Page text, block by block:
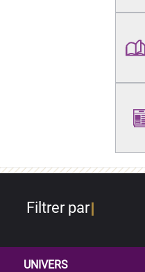
Filtrer par
UNIVERS